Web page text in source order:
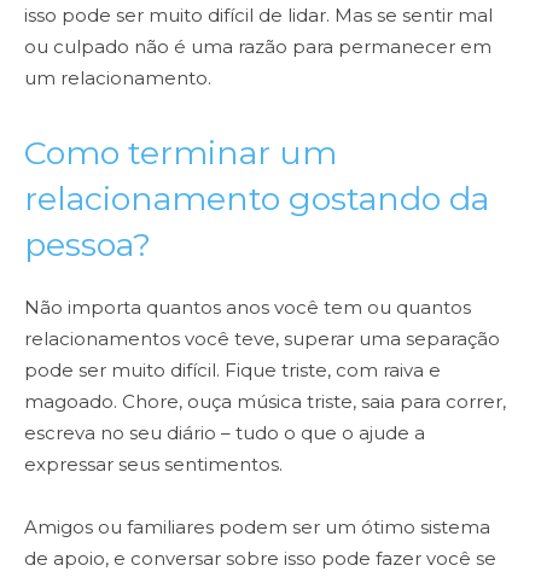
isso pode ser muito difícil de lidar. Mas se sentir mal
ou culpado não é uma razão para permanecer em
um relacionamento.
Como terminar um
relacionamento gostando da
pessoa?
Não importa quantos anos você tem ou quantos
relacionamentos você teve, superar uma separação
pode ser muito difícil. Fique triste, com raiva e
magoado. Chore, ouça música triste, saia para correr,
escreva no seu diário – tudo o que o ajude a
expressar seus sentimentos.
Amigos ou familiares podem ser um ótimo sistema
de apoio, e conversar sobre isso pode fazer você se